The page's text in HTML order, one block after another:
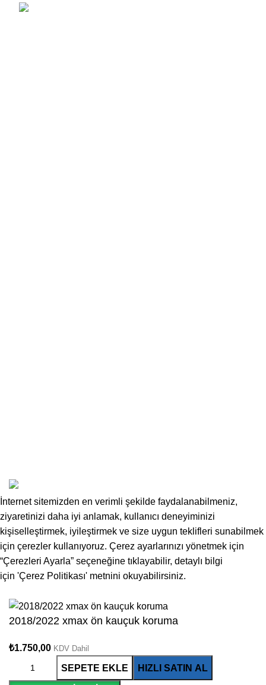
İnternet sitemizden en verimli şekilde faydalanabilmeniz,
ziyaretinizi daha iyi anlamak, kullanıcı deneyiminizi
kişiselleştirmek, iyileştirmek ve size uygun teklifleri sunabilmek
için çerezler kullanıyoruz. Çerez ayarlarınızı yönetmek için
“Çerezleri Ayarla” seçeneğine tıklayabilir, detaylı bilgi
için 'Çerez Politikası' metnini okuyabilirsiniz.
2018/2022 xmax ön kauçuk koruma
₺1.750,00 KDV Dahil
SEPETE EKLE HIZLI SATIN AL